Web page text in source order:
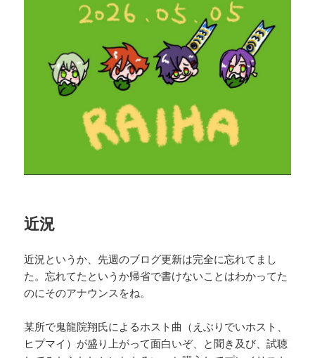
近況
近況というか、先週のブログ更新は完全に忘れてまし
た。忘れてたというか帰省で書けないことはわかってた
のにそのアナウンスをね。
某所で鬼龍院翔氏によるホスト曲（えぶりでいホスト、
ヒプマイ）が盛り上がって面白いぞ、と聞き及び、試聴